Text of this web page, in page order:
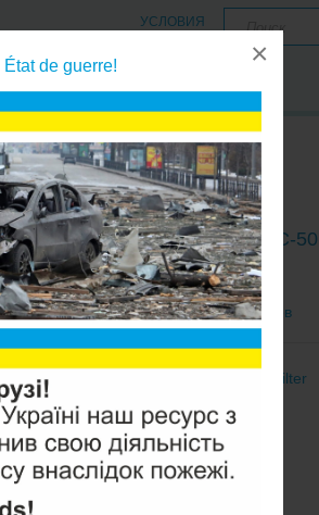
de guerre! ×
О КОМПАНИИ/КОНТАКТЫ
УСЛОВИЯ
50F мембрана
AQUAFILTER
ОСМОСА
0 отзывов
Aquafilter
Модель:TFC-50F
Наличие:2-3 Дня